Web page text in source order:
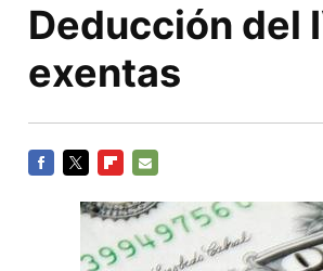
Deducción del
exentas
MAIL